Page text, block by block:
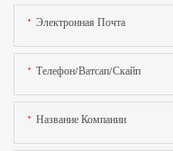
Электронная Почта
Телефон/ватсап/скайп
Название Компании